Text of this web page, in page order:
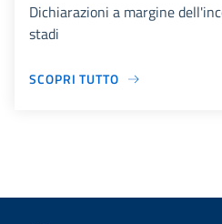
Dichiarazioni a margine
stadi
SCOPRI TUTTO